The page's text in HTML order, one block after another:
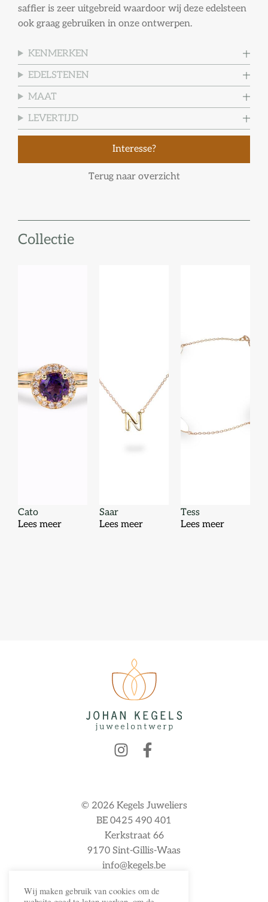
saffier is zeer uitgebreid waardoor wij deze edelsteen
ook graag gebruiken in onze ontwerpen.
KENMERKEN
EDELSTENEN
MAAT
LEVERTIJD
Interesse?
Terug naar overzicht
Collectie
Cato
Lees meer
Saar
Lees meer
Tess
Lees meer
© 2026 Kegels Juweliers
BE 0425 490 401
Kerkstraat 66
9170 Sint-Gillis-Waas
info@kegels.be
Wij maken gebruik van cookies om de